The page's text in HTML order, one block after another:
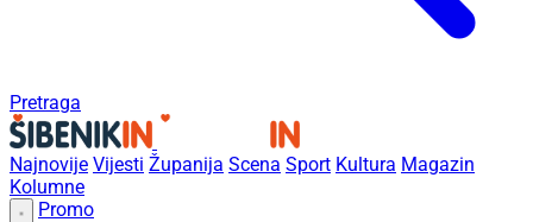
Pretraga
Najnovije Vijesti Županija Scena Sport Kultura Magazin
Kolumne
Promo